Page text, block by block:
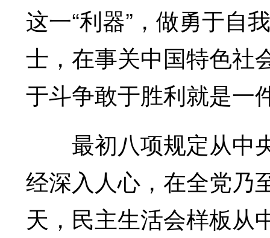
这一“利器”，做勇于自
士，在事关中国特色社
于斗争敢于胜利就是一
最初八项规定从中
经深入人心，在全党乃
天，民主生活会样板从